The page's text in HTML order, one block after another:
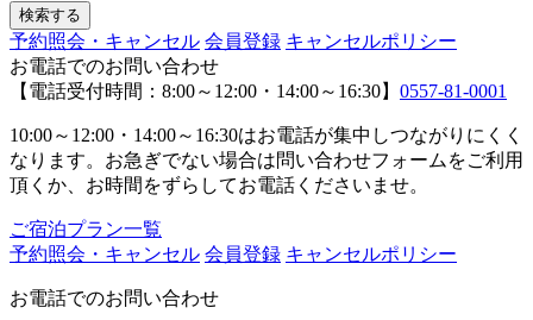
予約照会・キャンセル 会員登録 キャンセルポリシー
お電話でのお問い合わせ
【電話受付時間：8:00～12:00・14:00～16:30】 0557-81-0001
10:00～12:00・14:00～16:30はお電話が集中しつながりにくく
なります。お急ぎでない場合は問い合わせフォームをご利用
頂くか、お時間をずらしてお電話くださいませ。
ご宿泊プラン一覧
予約照会・キャンセル 会員登録 キャンセルポリシー
お電話でのお問い合わせ